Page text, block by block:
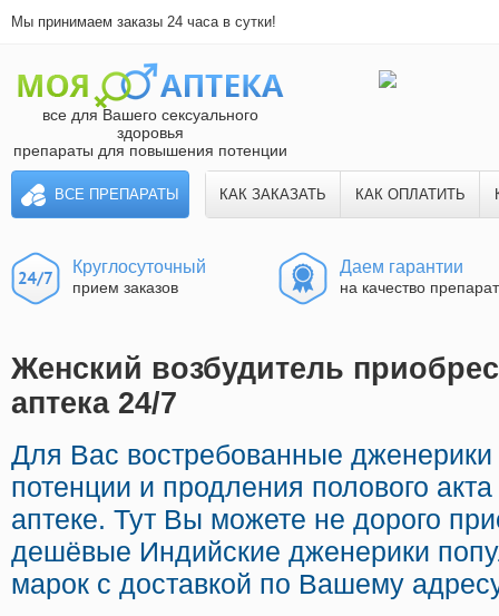
Мы принимаем заказы 24 часа в сутки!
все для Вашего сексуального
здоровья
препараты для повышения потенции
ВСЕ ПРЕПАРАТЫ КАК ЗАКАЗАТЬ КАК ОПЛАТИТЬ
Круглосуточный
прием заказов
Даем гарантии
на качество
Женский возбудитель
аптека 24/7
Для Вас востребованные
потенции и продления полового
аптеке. Тут Вы можете не дорого
дешёвые Индийские дженерики
марок с доставкой по Вашему